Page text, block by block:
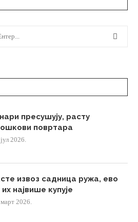
пресушују, расту
повртара
2026.
извоз садница ружа, ево
их највише купује
2026.